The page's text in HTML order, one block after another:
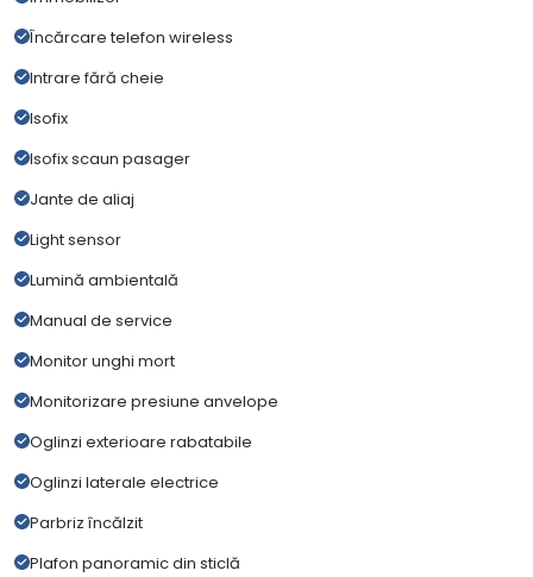
Încărcare telefon wireless
Intrare fără cheie
Isofix
Isofix scaun pasager
Jante de aliaj
Light sensor
Lumină ambientală
Manual de service
Monitor unghi mort
Monitorizare presiune anvelope
Oglinzi exterioare rabatabile
Oglinzi laterale electrice
Parbriz încălzit
Plafon panoramic din sticlă